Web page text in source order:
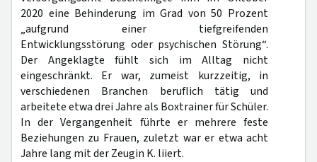
2020 eine Behinderung im Grad von 50 Prozent
„aufgrund einer tiefgreifenden
Entwicklungsstörung oder psychischen Störung“.
Der Angeklagte fühlt sich im Alltag nicht
eingeschränkt. Er war, zumeist kurzzeitig, in
verschiedenen Branchen beruflich tätig und
arbeitete etwa drei Jahre als Boxtrainer für Schüler.
In der Vergangenheit führte er mehrere feste
Beziehungen zu Frauen, zuletzt war er etwa acht
Jahre lang mit der Zeugin K. liiert.